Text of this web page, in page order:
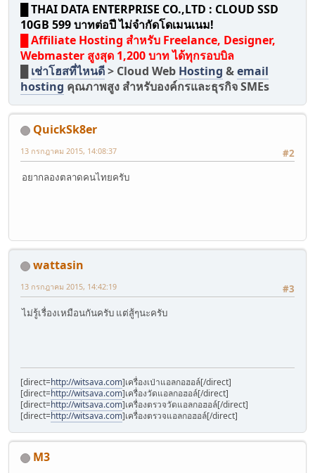
█ THAI DATA ENTERPRISE CO.,LTD : CLOUD SSD
10GB 599 บาทต่อปี ไม่จำกัดโดเมนเนม!
█ Affiliate Hosting สำหรับ Freelance, Designer,
Webmaster สูงสุด 1,200 บาท ได้ทุกรอบบิล
เช่าโฮสที่ไหนดี> Cloud Web Hosting &email
hosting คุณภาพสูง สำหรับองค์กรและธุรกิจ SMEs
QuickSk8er
#2
13 กรกฎาคม 2015, 14:08:37
อยากลองตลาดคนไทยครับ
wattasin
#3
13 กรกฎาคม 2015, 14:42:19
ไม่รู้เรื่องเหมือนกันครับ แต่สู้ๆนะครับ
[direct=http://witsava.com]เครื่องเป่าแอลกอฮอล์[/direct]
[direct=http://witsava.com]เครื่องวัดแอลกอฮอล์[/direct]
[direct=http://witsava.com]เครื่องตรวจวัดแอลกอฮอล์[/direct]
[direct=http://witsava.com]เครื่องตรวจแอลกอฮอล์[/direct]
M3